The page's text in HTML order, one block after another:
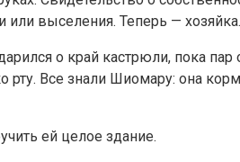
или выселения. Теперь — хозяйка.
о край кастрюли, пока
Все знали Шиомару: она
ей целое здание.